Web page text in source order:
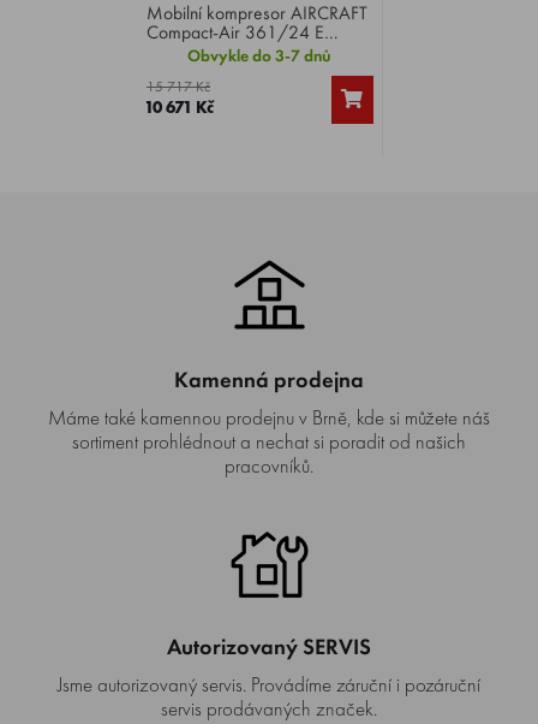
Mobilní kompresor AIRCRAFT
Compact-Air 361/24 E
, příkon 2200 W, otáčky
2850 ot./min, max. provozní
tlak 10 bar, sací výkon 356
l/min, hmotnost 37,6 kg.
Obvykle do 3-7 dnů
15 717 Kč
10 671 Kč
Kamenná prodejna
Máme také kamennou prodejnu v Brně, kde si můžete náš
sortiment prohlédnout a nechat si poradit od našich
pracovníků.
Autorizovaný SERVIS
Jsme autorizovaný servis. Provádíme záruční i pozáruční
servis prodávaných značek.